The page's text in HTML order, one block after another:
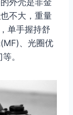
外壳是非金
不大，重量
单手握持舒
、光圈优
。